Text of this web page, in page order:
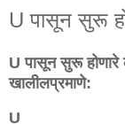
U पासून सुरू
U पासून सुरू होणारे
खालीलप्रमाणे:
U